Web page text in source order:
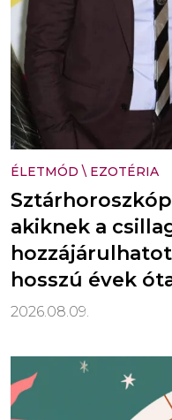
ÉLETMÓD \ EZOTÉRIA
akiknek a
hosszú évek
2026.08.09.